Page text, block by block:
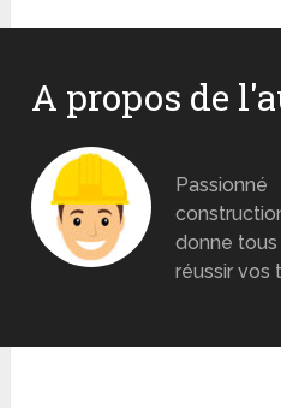
A propos de
donne
réussir vos